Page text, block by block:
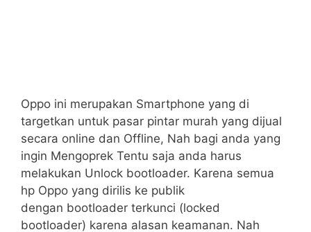
Oppo ini merupakan Smartphone yang di
targetkan untuk pasar pintar murah yang dijual
secara online dan Offline, Nah bagi anda yang
ingin Mengoprek Tentu saja anda harus
melakukan Unlock bootloader. Karena semua
hp Oppo yang dirilis ke publik
dengan bootloader terkunci (locked
bootloader) karena alasan keamanan. Nah